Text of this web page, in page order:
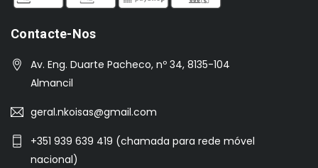
Contacte-Nos
Av. Eng. Duarte Pacheco, nº 34, 8135-104
Almancil
geral.nkoisas@gmail.com
+351 939 639 419 (chamada para rede móvel
nacional)